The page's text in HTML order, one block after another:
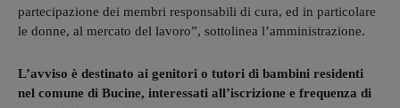
partecipazione dei membri responsabili di cura, ed in particolare
le donne, al mercato del lavoro”, sottolinea l’amministrazione.
L’avviso è destinato ai genitori o tutori di bambini residenti
nel comune di Bucine, interessati all’iscrizione e frequenza di